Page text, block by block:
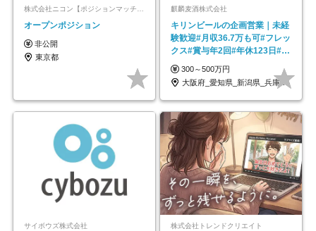
オープンポジション
非公開
東京都
麒麟麦酒株式会社
キリンビールの企画営業｜未経
験歓迎#月収36.7万も可#フレッ
クス#賞与年2回#年休123日#完
全週休2日制
300～500万円
大阪府_愛知県_新潟県_兵庫県_福岡県
サイボウズ株式会社 株式会社トレンドクリエイト